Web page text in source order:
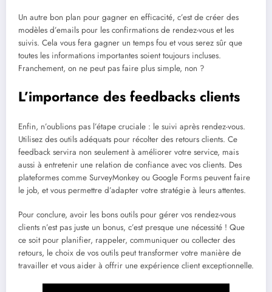
Un autre bon plan pour gagner en efficacité, c’est de créer des
modèles d’emails pour les confirmations de rendez-vous et les
suivis. Cela vous fera gagner un temps fou et vous serez sûr que
toutes les informations importantes soient toujours incluses.
Franchement, on ne peut pas faire plus simple, non ?
L’importance des feedbacks clients
Enfin, n’oublions pas l’étape cruciale : le suivi après rendez-vous.
Utilisez des outils adéquats pour récolter des retours clients. Ce
feedback servira non seulement à améliorer votre service, mais
aussi à entretenir une relation de confiance avec vos clients. Des
plateformes comme SurveyMonkey ou Google Forms peuvent faire
le job, et vous permettre d’adapter votre stratégie à leurs attentes.
Pour conclure, avoir les bons outils pour gérer vos rendez-vous
clients n’est pas juste un bonus, c’est presque une nécessité ! Que
ce soit pour planifier, rappeler, communiquer ou collecter des
retours, le choix de vos outils peut transformer votre manière de
travailler et vous aider à offrir une expérience client exceptionnelle.